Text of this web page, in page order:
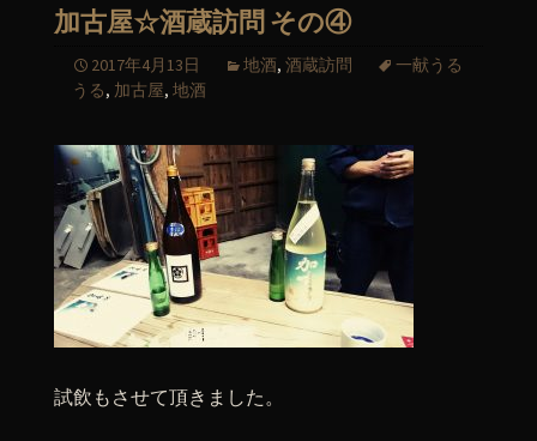
加古屋☆酒蔵訪問 その④
2017年4月13日 地酒, 酒蔵訪問
一献うる
うる, 加古屋, 地酒
試飲もさせて頂きました。